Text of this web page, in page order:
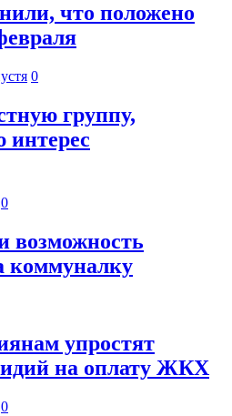
что положено
0
группу,
0
возможность
коммуналку
упростят
на оплату ЖКХ
0